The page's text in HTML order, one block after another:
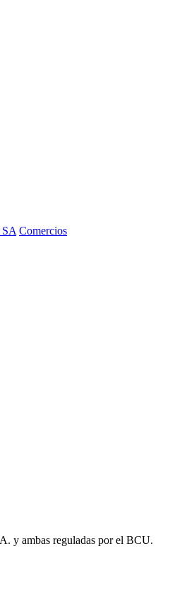
Comercios
y ambas reguladas por el BCU.